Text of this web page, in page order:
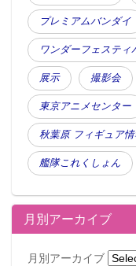
プレミアムバンダイ
ワンダーフェスティ
展示 撮影会
東京アニメセンター
秋葉原 フィギュア
艦隊これくしょん
月別アーカイブ
月別アーカイブ